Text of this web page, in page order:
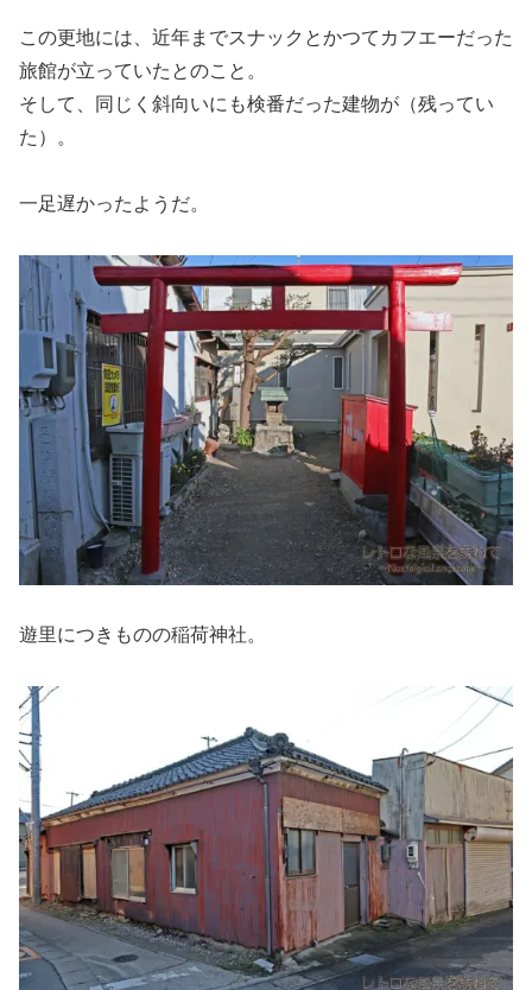
この更地には、近年までスナックとかつてカフエーだった
旅館が立っていたとのこと。
そして、同じく斜向いにも検番だった建物が（残ってい
た）。
一足遅かったようだ。
遊里につきものの稲荷神社。